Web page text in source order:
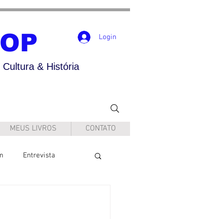
& História
Login
MEUS LIVROS CONTATO
Entrevista